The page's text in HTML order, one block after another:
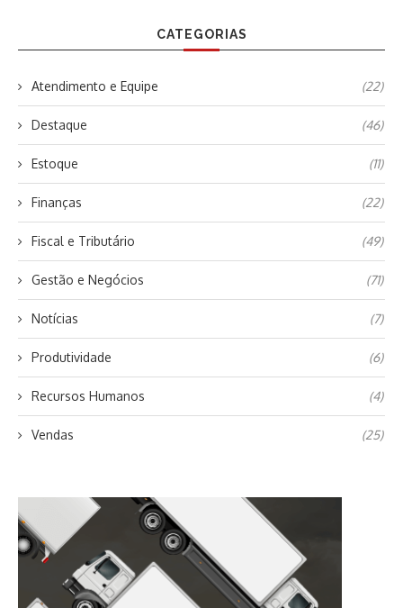
CATEGORIAS
Atendimento e Equipe (22)
Destaque (46)
Estoque (11)
Finanças (22)
Fiscal e Tributário (49)
Gestão e Negócios (71)
Notícias (7)
Produtividade (6)
Recursos Humanos (4)
Vendas (25)